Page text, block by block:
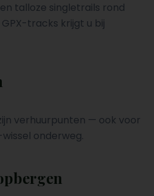
talloze singletrails rond
tracks krijgt u bij
verhuurpunten — ook voor
onderweg.